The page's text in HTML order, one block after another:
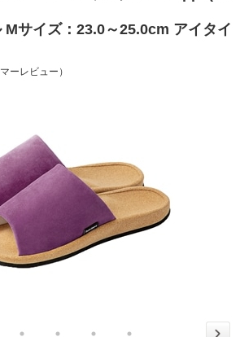
サイズ：23.0～25.0cm アイタイ
ーレビュー）